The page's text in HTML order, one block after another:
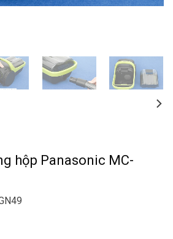
hộp Panasonic MC-